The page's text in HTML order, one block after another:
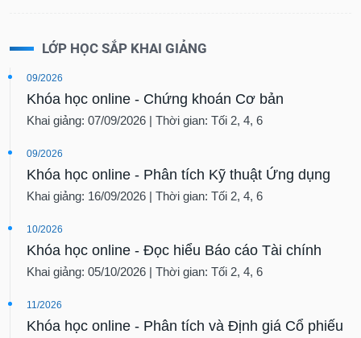
LỚP HỌC SẮP KHAI GIẢNG
09/2026
Khóa học online - Chứng khoán Cơ bản
Khai giảng: 07/09/2026 | Thời gian: Tối 2, 4, 6
09/2026
Khóa học online - Phân tích Kỹ thuật Ứng dụng
Khai giảng: 16/09/2026 | Thời gian: Tối 2, 4, 6
10/2026
Khóa học online - Đọc hiểu Báo cáo Tài chính
Khai giảng: 05/10/2026 | Thời gian: Tối 2, 4, 6
11/2026
Khóa học online - Phân tích và Định giá Cổ phiếu